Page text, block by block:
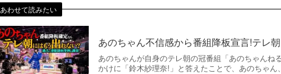
あわせて読みたい
あのちゃん不信感から番組降板宣言!テレ
あのちゃんが自身のテレ朝の冠番組「あのちゃん
かけに「鈴木紗理奈!」と答えたことで、あのちゃ